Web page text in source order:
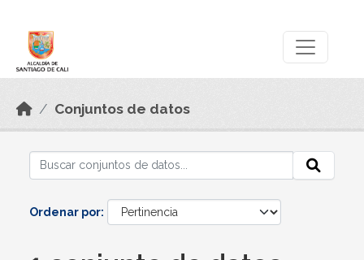
Conjuntos de datos
Ordenar por